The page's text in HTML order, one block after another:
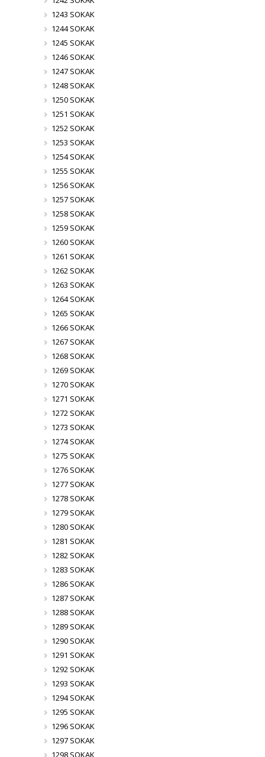
1243 SOKAK
1244 SOKAK
1245 SOKAK
1246 SOKAK
1247 SOKAK
1248 SOKAK
1250 SOKAK
1251 SOKAK
1252 SOKAK
1253 SOKAK
1254 SOKAK
1255 SOKAK
1256 SOKAK
1257 SOKAK
1258 SOKAK
1259 SOKAK
1260 SOKAK
1261 SOKAK
1262 SOKAK
1263 SOKAK
1264 SOKAK
1265 SOKAK
1266 SOKAK
1267 SOKAK
1268 SOKAK
1269 SOKAK
1270 SOKAK
1271 SOKAK
1272 SOKAK
1273 SOKAK
1274 SOKAK
1275 SOKAK
1276 SOKAK
1277 SOKAK
1278 SOKAK
1279 SOKAK
1280 SOKAK
1281 SOKAK
1282 SOKAK
1283 SOKAK
1286 SOKAK
1287 SOKAK
1288 SOKAK
1289 SOKAK
1290 SOKAK
1291 SOKAK
1292 SOKAK
1293 SOKAK
1294 SOKAK
1295 SOKAK
1296 SOKAK
1297 SOKAK
1298 SOKAK